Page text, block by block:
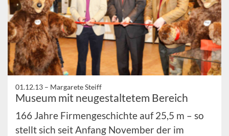
01.12.13 – Margarete Steiff
Museum mit neugestaltetem Bereich
166 Jahre Firmengeschichte auf 25,5 m – so
stellt sich seit Anfang November der im